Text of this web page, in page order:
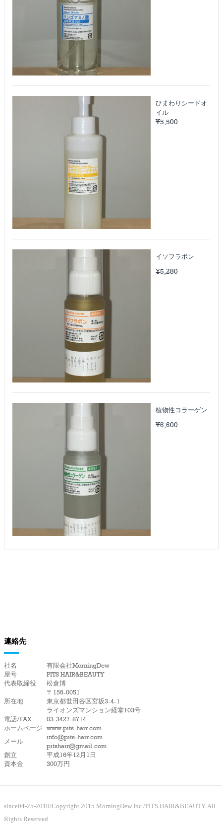
ひまわりシードオ
イル
¥5,500
イソフラボン
¥5,280
植物性コラーゲン
¥6,600
連絡先
社名
有限会社MorningDew
屋号
PITS HAIR&BEAUTY
代表取締役
松倉博
所在地
〒156-0051
東京都世田谷区宮坂3-4-1
ライオンズマンション経堂103号
電話/FAX
03-3427-8714
ホームページ www.pits-hair.com
メール
info@pits-hair.com
pitshair@gmail.com
創立
平成16年12月1日
資本金
300万円
since04-25-2010/Copyright 2015 MorningDew Inc./PITS HAIR&BEAUTY. All
Rights Reserved.